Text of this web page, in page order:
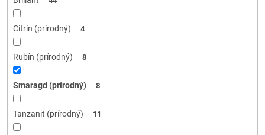
Citrín (prírodný) 4
Rubín (prírodný) 8
Smaragd (prírodný) 8
Tanzanit (prírodný) 11